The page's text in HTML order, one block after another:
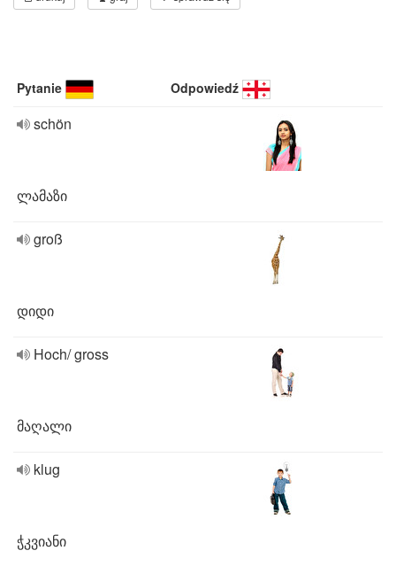
Pytanie Odpowiedź
schön
ლამაზი
groß
დიდი
Hoch/ gross
მაღალი
klug
ჭკვიანი